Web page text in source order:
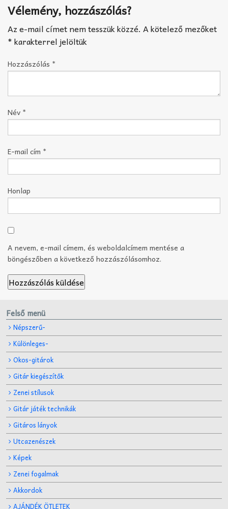
Vélemény, hozzászólás?
Az e-mail címet nem tesszük közzé. A kötelező mezőket
*karakterrel jelöltük
Hozzászólás *
Név *
E-mail cím *
Honlap
A nevem, e-mail címem, és weboldalcímem mentése a
böngészőben a következő hozzászólásomhoz.
Felső menü
Népszerű-
Különleges-
Okos-gitárok
Gitár kiegészítők
Zenei stílusok
Gitár játék technikák
Gitáros lányok
Utcazenészek
Képek
Zenei fogalmak
Akkordok
AJÁNDÉK ÖTLETEK